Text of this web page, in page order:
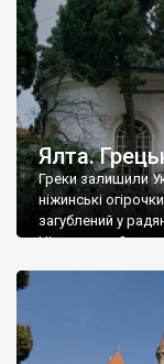
Ялта.
Греки залишили
ніжинські
загублений у
Ніжин греки?